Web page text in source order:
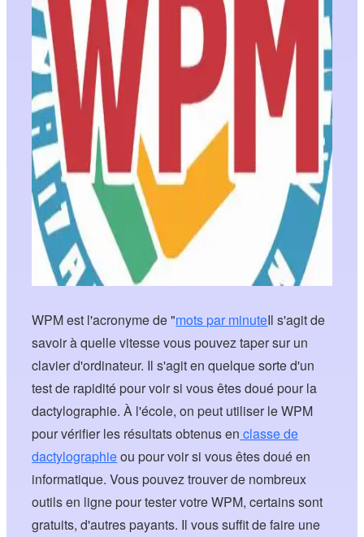
WPM est l'acronyme de "mots par minuteIl s'agit de
savoir à quelle vitesse vous pouvez taper sur un
clavier d'ordinateur. Il s'agit en quelque sorte d'un
test de rapidité pour voir si vous êtes doué pour la
dactylographie. À l'école, on peut utiliser le WPM
pour vérifier les résultats obtenus en classe de
dactylographieou pour voir si vous êtes doué en
informatique. Vous pouvez trouver de nombreux
outils en ligne pour tester votre WPM, certains sont
gratuits, d'autres payants. Il vous suffit de faire une